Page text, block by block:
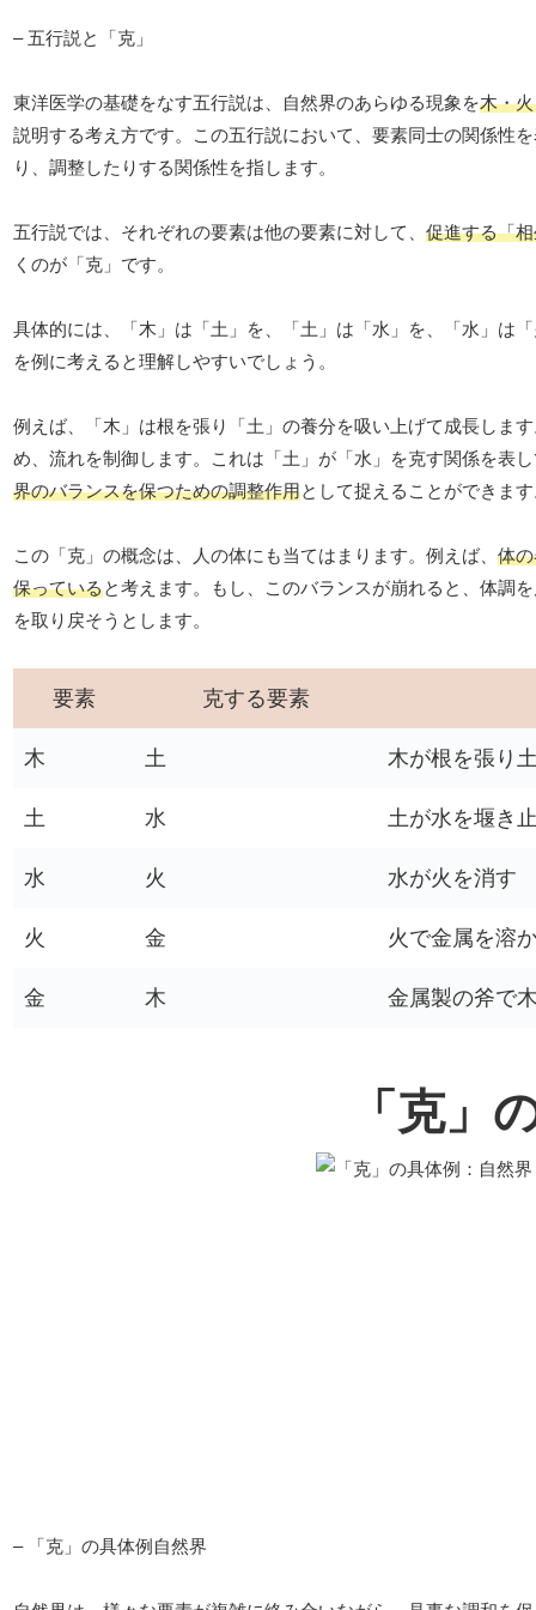
– 五行説と「克」
東洋医学の基礎をなす五行説は、自然界のあらゆる現象を木・
説明する考え方です。この五行説において、要素同士の関係性
り、調整したりする関係性を指します。
五行説では、それぞれの要素は他の要素に対して、 促進する「
くのが「克」です。
具体的には、「木」は「土」を、「土」は「水」を、「水」は
を例に考えると理解しやすいでしょう。
例えば、「木」は根を張り「土」の養分を吸い上げて成長しま
め、流れを制御します。これは「土」が「水」を克す関係を表
界のバランスを保つための調整作用として捉えることができま
この「克」の概念は、人の体にも当てはまります。例えば、 体
保っていると考えます。もし、このバランスが崩れると、体調
を取り戻そうとします。
要素 克する要素
木 土 木が根を張り
土 水 土が水を堰き
水 火 水が火を消す
火 金 火で金属を溶
金 木 金属製の斧で
「克」
– 「克」の具体例自然界